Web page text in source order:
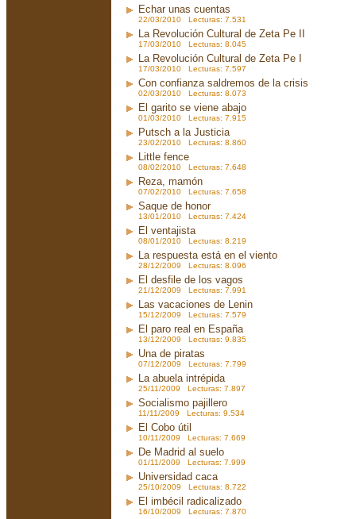
Echar unas cuentas
22/03/2010 Lecturas: 7.531
La Revolución Cultural de Zeta Pe II
17/03/2010 Lecturas: 8.045
La Revolución Cultural de Zeta Pe I
17/03/2010 Lecturas: 7.597
Con confianza saldremos de la crisis
02/03/2010 Lecturas: 8.073
El garito se viene abajo
01/03/2010 Lecturas: 7.915
Putsch a la Justicia
23/02/2010 Lecturas: 8.860
Little fence
08/02/2010 Lecturas: 7.648
Reza, mamón
07/02/2010 Lecturas: 7.658
Saque de honor
13/01/2010 Lecturas: 7.424
El ventajista
08/01/2010 Lecturas: 8.219
La respuesta está en el viento
28/12/2009 Lecturas: 8.096
El desfile de los vagos
21/12/2009 Lecturas: 7.991
Las vacaciones de Lenin
15/12/2009 Lecturas: 7.579
El paro real en España
13/12/2009 Lecturas: 9.835
Una de piratas
07/12/2009 Lecturas: 7.799
La abuela intrépida
25/11/2009 Lecturas: 7.897
Socialismo pajillero
11/11/2009 Lecturas: 9.534
El Cobo útil
10/11/2009 Lecturas: 7.669
De Madrid al suelo
01/11/2009 Lecturas: 7.999
Universidad caca
25/10/2009 Lecturas: 8.722
El imbécil radicalizado
16/10/2009 Lecturas: 7.870